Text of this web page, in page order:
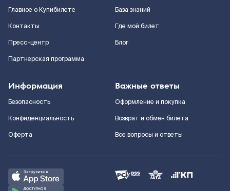
Главное о Купибилете
Контакты
Пресс-центр
Партнерская программа
База знаний
Где мой билет
Блог
Информация
Безопасность
Конфиденциальность
Оферта
Важные ответы
Оформление и покупка
Возврат и обмен билета
Все вопросы и ответы